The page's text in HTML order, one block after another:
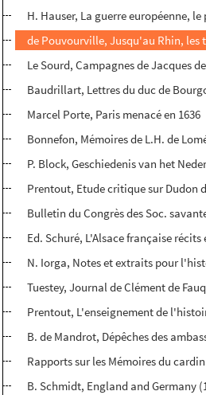
H. Hauser, La guerre européenne,
de Pouvourville, Jusqu'au Rhin, les
Le Sourd, Campagnes de Jacques
Baudrillart, Lettres du duc de
Marcel Porte, Paris menacé en 1636
Bonnefon, Mémoires de L.H. de
P. Block, Geschiedenis van het
Prentout, Etude critique sur Dudon
Bulletin du Congrès des Soc.
Ed. Schuré, L'Alsace française récits
N. Iorga, Notes et extraits pour
Tuestey, Journal de Clément de
Prentout, L'enseignement de
B. de Mandrot, Dépêches des
Rapports sur les Mémoires du
B. Schmidt, England and Germany